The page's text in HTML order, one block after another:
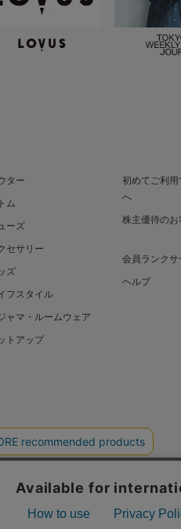
ター
ム
ーズ
セサリー
ズ
フスタイル
ャマ・ルームウェア
トアップ
初めてご利用
へ
株主優待のお
会員ランクサ
ヘルプ
SHEL’TTER GREEN
ALL RIGHTS RESERVED.